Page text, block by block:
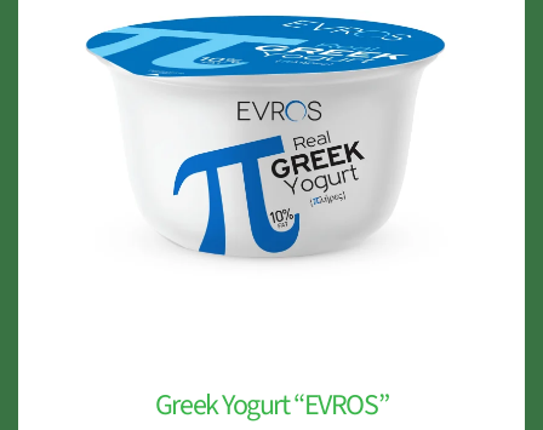
Greek Yogurt “EVROS”